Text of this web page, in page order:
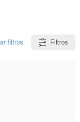
filtros Filtros